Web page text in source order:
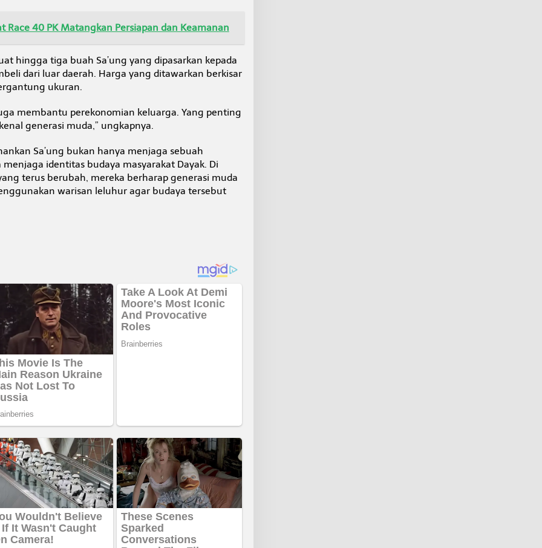
Race 40 PK Matangkan Persiapan dan Keamanan
hingga tiga buah Sa’ung yang dipasarkan kepada
dari luar daerah. Harga yang ditawarkan berkisar
ukuran.
membantu perekonomian keluarga. Yang penting
generasi muda,” ungkapnya.
Sa’ung bukan hanya menjaga sebuah
identitas budaya masyarakat Dayak. Di
terus berubah, mereka berharap generasi muda
warisan leluhur agar budaya tersebut